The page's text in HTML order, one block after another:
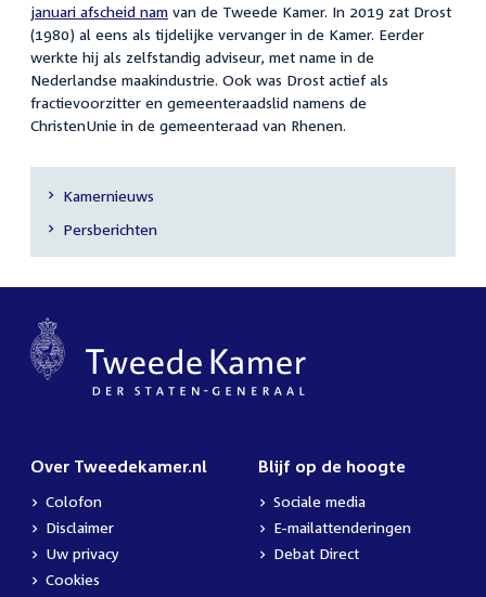
januari afscheid nam van de Tweede Kamer. In 2019 zat Drost
(1980) al eens als tijdelijke vervanger in de Kamer. Eerder
werkte hij als zelfstandig adviseur, met name in de
Nederlandse maakindustrie. Ook was Drost actief als
fractievoorzitter en gemeenteraadslid namens de
ChristenUnie in de gemeenteraad van Rhenen.
Secundaire
navigatie
Kamernieuws
Persberichten
Over Tweedekamer.nl
Colofon
Disclaimer
Uw privacy
Cookies
Blijf op de hoogte
Sociale media
E-mailattenderingen
Debat Direct